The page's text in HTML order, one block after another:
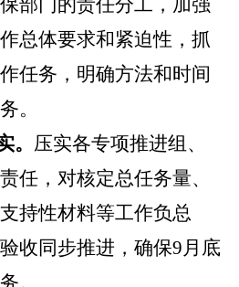
部门的责任分工，加强
总体要求和紧迫性，抓
任务，明确方法和时间
。
压实各专项推进组、
任，对核定总任务量、
持性材料等工作负总
收同步推进，确保9月底
。